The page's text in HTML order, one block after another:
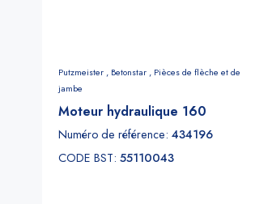
Putzmeister , Betonstar , Pièces de flèche et de
jambe
Moteur hydraulique 160
Numéro de référence: 434196
CODE BST: 55110043